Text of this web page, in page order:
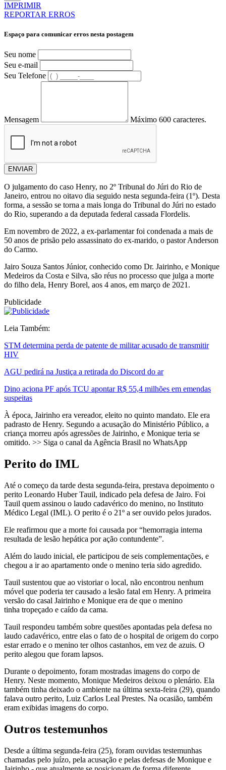
IMPRIMIR
REPORTAR ERROS
Espaço para comunicar erros nesta postagem
Seu nome
Seu e-mail
Seu Telefone
Mensagem Máximo 600 caracteres.
ENVIAR
O julgamento do caso Henry, no 2º Tribunal do Júri do Rio de
Janeiro, entrou no oitavo dia seguido nesta segunda-feira (1º). Desta
forma, a sessão se torna a mais longa do Tribunal do Júri no estado
do Rio, superando a da deputada federal cassada Flordelis.
Em novembro de 2022, a ex-parlamentar foi condenada a mais de
50 anos de prisão pelo assassinato do ex-marido, o pastor Anderson
do Carmo.
Jairo Souza Santos Júnior, conhecido como Dr. Jairinho, e Monique
Medeiros da Costa e Silva, são réus no processo que julga a morte
do filho dela, Henry Borel, aos 4 anos, em março de 2021.
Publicidade
Leia Também:
STM determina perda de patente de militar acusado de transmitir
HIV
AGU pedirá na Justiça a retirada do Discord do ar
Dino aciona PF após TCU apontar R$ 55,4 milhões em emendas
suspeitas
À época, Jairinho era vereador, eleito no quinto mandato. Ele era
padrasto de Henry. Segundo a acusação do Ministério Público, a
criança morreu após agressões de Jairinho, e Monique teria se
omitido. >> Siga o canal da Agência Brasil no WhatsApp
Perito do IML
Até o começo da tarde desta segunda-feira, prestava depoimento o
perito Leonardo Huber Tauil, indicado pela defesa de Jairo. Foi
Tauil quem assinou o laudo cadavérico do menino, no Instituto
Médico Legal (IML). O perito é o 21º a ser ouvido pelos jurados.
Ele reafirmou que a morte foi causada por “hemorragia interna
resultada de lesão hepática por ação contundente”.
Além do laudo inicial, ele participou de seis complementações, e
chegou a ir ao apartamento onde o menino teria sido agredido.
Tauil sustentou que ao vistoriar o local, não encontrou nenhum
móvel que poderia ter causado a lesão fatal em Henry. A primeira
versão do casal Jairinho e Monique era de que o menino
tinha tropeçado e caído da cama.
Tauil respondeu também sobre questões apontadas pela defesa no
laudo cadavérico, entre elas o fato de o hospital de origem do corpo
estar errado e o menino ter olhos castanhos, em vez de azuis. O
perito alegou que foram lapsos.
Durante o depoimento, foram mostradas imagens do corpo de
Henry. Neste momento, Monique Medeiros deixou o plenário. Ela
também tinha deixado o ambiente na última sexta-feira (29), quando
falava outro perito, Luiz Carlos Leal Prestes. Na ocasião, também
eram exibidas imagens do corpo.
Outros testemunhos
Desde a última segunda-feira (25), foram ouvidas testemunhas
chamadas pelo juízo, pela acusação e pelas defesas de Monique e